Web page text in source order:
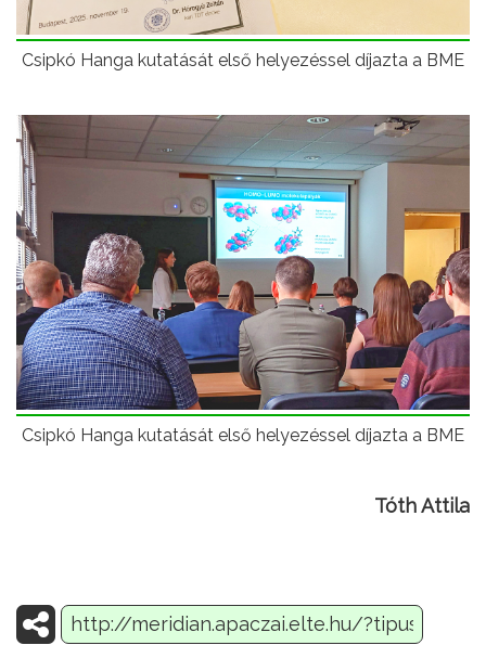
Csipkó Hanga kutatását első helyezéssel díjazta a BME
Csipkó Hanga kutatását első helyezéssel díjazta a BME
Tóth Attila